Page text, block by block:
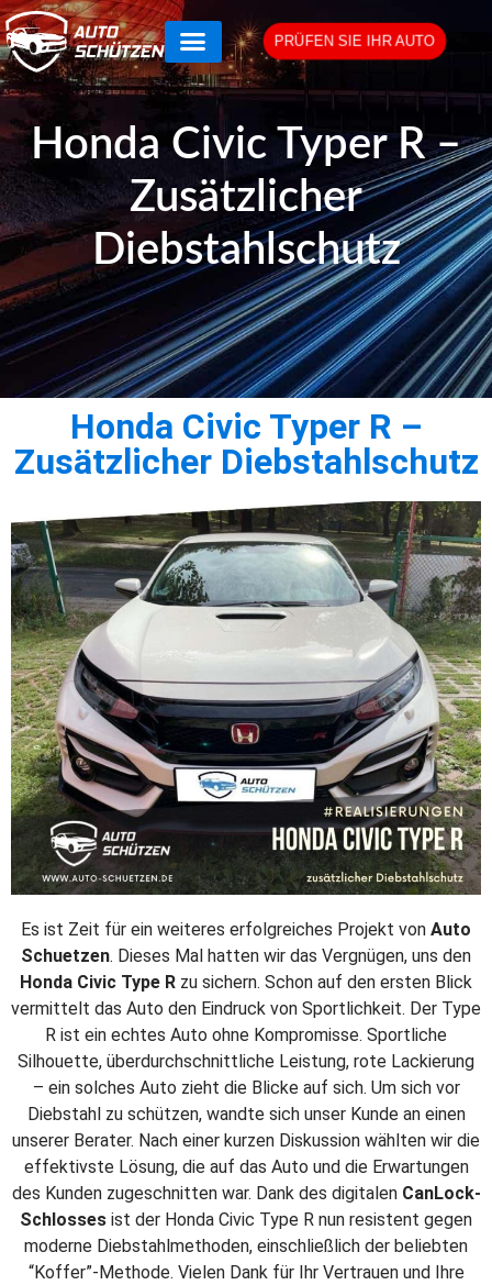
PRÜFEN SIE IHR AUTO
Honda Civic Typer R –
Zusätzlicher
Diebstahlschutz
Honda Civic Typer R –
Zusätzlicher Diebstahlschutz
Es ist Zeit für ein weiteres erfolgreiches Projekt von Auto
Schuetzen. Dieses Mal hatten wir das Vergnügen, uns den
Honda Civic Type R zu sichern. Schon auf den ersten Blick
vermittelt das Auto den Eindruck von Sportlichkeit. Der Type
R ist ein echtes Auto ohne Kompromisse. Sportliche
Silhouette, überdurchschnittliche Leistung, rote Lackierung
– ein solches Auto zieht die Blicke auf sich. Um sich vor
Diebstahl zu schützen, wandte sich unser Kunde an einen
unserer Berater. Nach einer kurzen Diskussion wählten wir die
effektivste Lösung, die auf das Auto und die Erwartungen
des Kunden zugeschnitten war. Dank des digitalen CanLock-
Schlosses ist der Honda Civic Type R nun resistent gegen
moderne Diebstahlmethoden, einschließlich der beliebten
“Koffer”-Methode. Vielen Dank für Ihr Vertrauen und Ihre